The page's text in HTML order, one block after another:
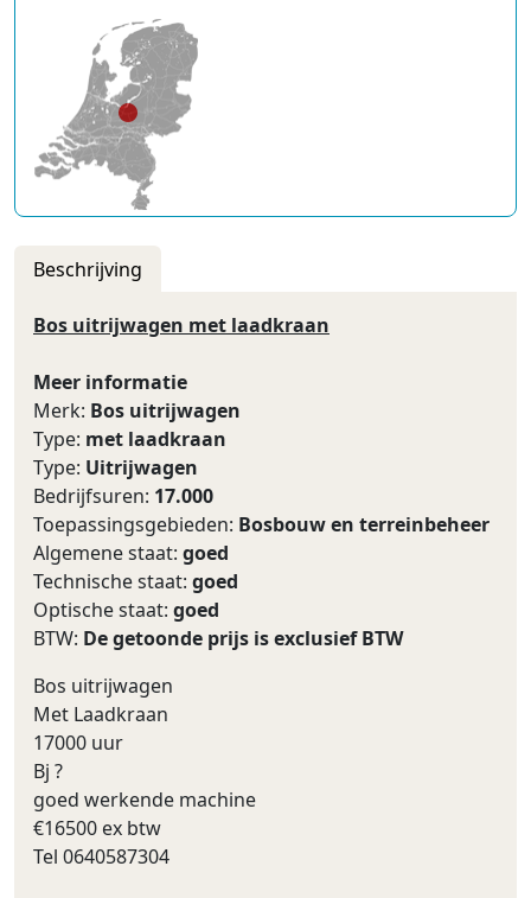
Beschrijving
Bos uitrijwagen met laadkraan
Meer informatie
Merk: Bos uitrijwagen
Type: met laadkraan
Type: Uitrijwagen
Bedrijfsuren: 17.000
Toepassingsgebieden: Bosbouw en terreinbeheer
Algemene staat: goed
Technische staat: goed
Optische staat: goed
BTW: De getoonde prijs is exclusief BTW
Bos uitrijwagen
Met Laadkraan
17000 uur
Bj ?
goed werkende machine
€16500 ex btw
Tel 0640587304